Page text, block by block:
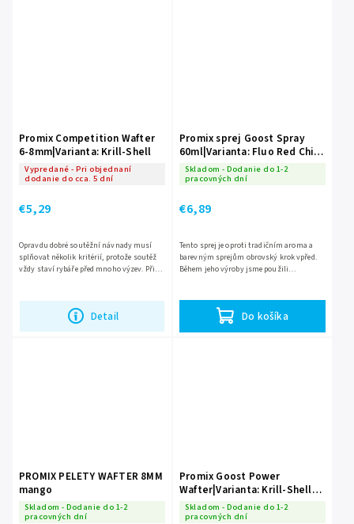
Promix Competition Wafter
6-8mm|Varianta: Krill-Shell
Vypredané - Pri objednaní
dodanie do cca. 5 dní
€5,29
Detail
Opravdu dobré soutěžní návnady musí
splňovat několik kritérií, protože soutěž
vždy staví rybáře před mnoho výzev. Při
Promix sprej Goost Spray
60ml|Varianta: Fluo Red Chili
klobása
Skladom - Dodanie do 1-2
pracovných dní
€6,89
Do košíka
Tento sprej je oproti tradičním aroma a
barevným sprejům obrovský krok vpřed.
Během jeho výroby jsme použili
PROMIX PELETY WAFTER 8MM
mango
Skladom - Dodanie do 1-2
pracovných dní
Promix Goost Power
Wafter|Varianta: Krill-Shell
8mm
Skladom - Dodanie do 1-2
pracovných dní